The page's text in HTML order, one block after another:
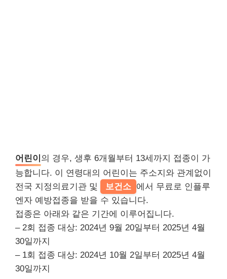
어린이 의 경우, 생후 6개월부터 13세까지 접종이 가
능합니다. 이 연령대의 어린이는 주소지와 관계없이
전국 지정의료기관 및
보건소 에서 무료로 인플루
엔자 예방접종을 받을 수 있습니다.
접종은 아래와 같은 기간에 이루어집니다.
– 2회 접종 대상: 2024년 9월 20일부터 2025년 4월
30일까지
– 1회 접종 대상: 2024년 10월 2일부터 2025년 4월
30일까지